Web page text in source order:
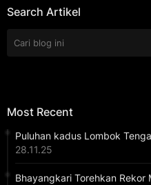
Search Artikel
Most Recent
Puluhan kadus Lombok
28.11.25
Bhayangkari Torehkan